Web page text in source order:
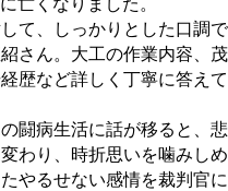
て、しっかりとした口調で
さん。大工の作業内容、茂
歴など詳しく丁寧に答えて
闘病生活に話が移ると、悲
わり、時折思いを噛みしめ
やるせない感情を裁判官に